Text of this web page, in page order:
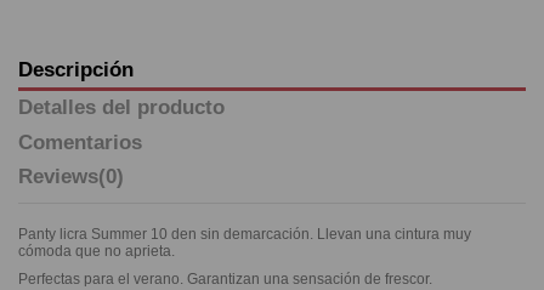
Descripción
Detalles del producto
Comentarios
Reviews(0)
Panty licra Summer 10 den sin demarcación. Llevan una cintura muy
cómoda que no aprieta.
Perfectas para el verano. Garantizan una sensación de frescor.